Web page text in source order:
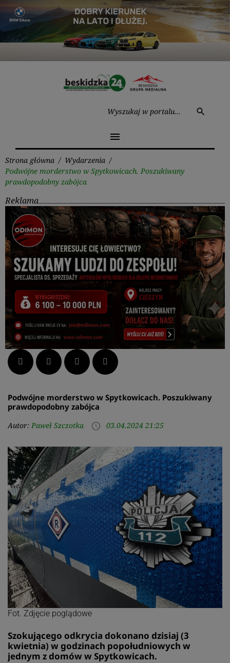
Przejdź
treści
search
menu
Strona główna / Wydarzenia /
Podwójne morderstwo w Spytkowicach. Poszukiwany
prawdopodobny zabójca
Reklama
Facebook Twitter LinkedIn Pinterest
Podwójne morderstwo w Spytkowicach. Poszukiwany
prawdopodobny zabójca
Autor: Paweł Szczotka access_time 03.04.2024 21:25
Fot. Zdjęcie poglądowe
Szokującego odkrycia dokonano dzisiaj (3
kwietnia) w godzinach popołudniowych w
jednym z domów w Spytkowicach.